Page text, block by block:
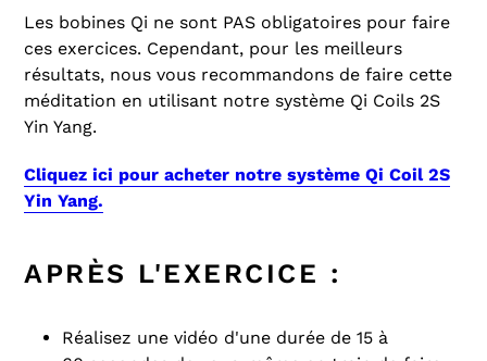
Les bobines Qi ne sont PAS obligatoires pour faire
ces exercices. Cependant, pour les meilleurs
résultats, nous vous recommandons de faire cette
méditation en utilisant notre système Qi Coils 2S
Yin Yang.
Cliquez ici pour acheter notre système Qi Coil 2S
Yin Yang.
APRÈS L'EXERCICE :
Réalisez une vidéo d'une durée de 15 à